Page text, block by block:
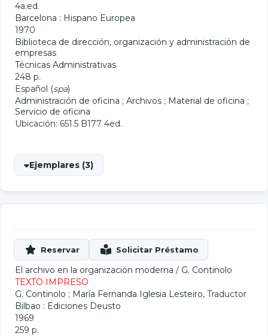
4a.ed.
Barcelona : Hispano Europea
1970
Biblioteca de dirección, organización y administración de
empresas
Técnicas Administrativas
248 p.
Español (spa)
Administración de oficina ; Archivos ; Material de oficina ;
Servicio de oficina
Ubicación: 651.5 B177 4ed.
Ejemplares (3)
El archivo en la organización moderna / G. Continolo
TEXTO IMPRESO
G. Continolo ; María Fernanda Iglesia Lesteiro, Traductor
Bilbao : Ediciones Deusto
1969
259 p.